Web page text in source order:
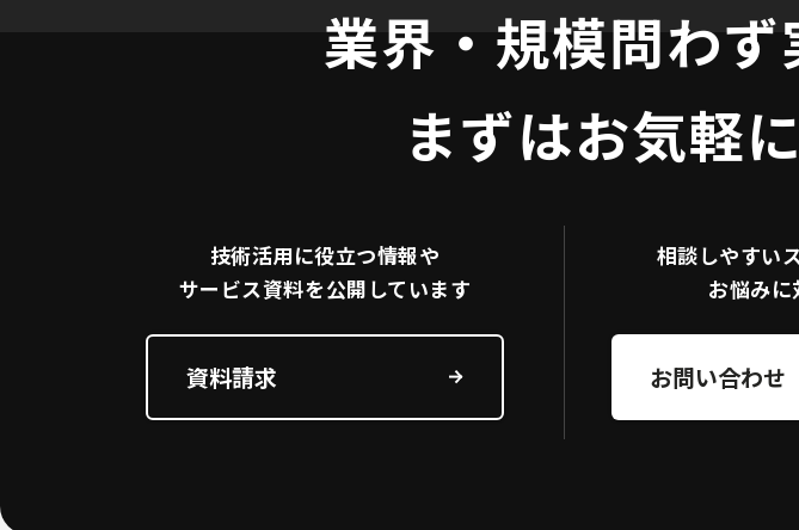
業界・規模問わず
まずはお気軽
技術活用に役立つ情報や
サービス資料を公開しています
資料請求
相談しやすい
お悩みに
お問い合わせ